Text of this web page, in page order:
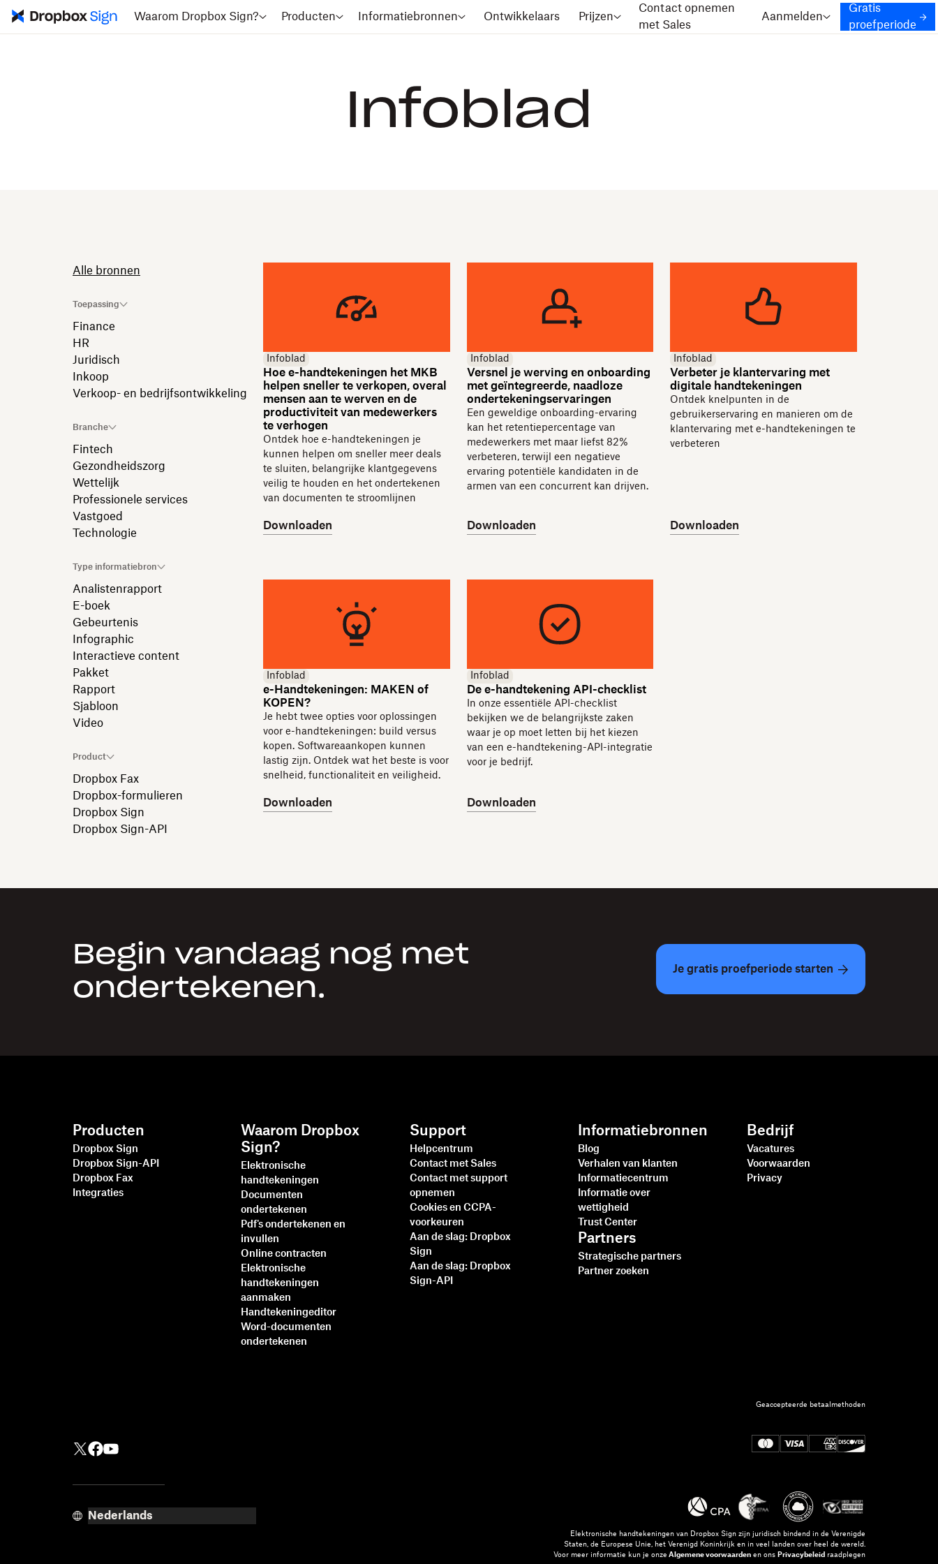
Waarom Dropbox Sign? Producten Informatiebronnen Ontwikkelaars Prijzen
Contact opnemen
met Sales
Aanmelden
Gratis
proefperiode
Infoblad
Alle bronnen
Toepassing
Finance
HR
Juridisch
Inkoop
Verkoop- en bedrijfsontwikkeling
Branche
Fintech
Gezondheidszorg
Wettelijk
Professionele services
Vastgoed
Technologie
Type informatiebron
Analistenrapport
E-boek
Gebeurtenis
Infographic
Interactieve content
Pakket
Rapport
Sjabloon
Video
Product
Dropbox Fax
Dropbox-formulieren
Dropbox Sign
Dropbox Sign-API
Infoblad
Hoe e-handtekeningen het MKB
helpen sneller te verkopen, overal
mensen aan te werven en de
productiviteit van medewerkers
te verhogen
Ontdek hoe e-handtekeningen je
kunnen helpen om sneller meer deals
te sluiten, belangrijke klantgegevens
veilig te houden en het ondertekenen
van documenten te stroomlijnen
Downloaden
Infoblad
Versnel je werving en onboarding
met geïntegreerde, naadloze
ondertekeningservaringen
Een geweldige onboarding-ervaring
kan het retentiepercentage van
medewerkers met maar liefst 82%
verbeteren, terwijl een negatieve
ervaring potentiële kandidaten in de
armen van een concurrent kan drijven.
Downloaden
Infoblad
Verbeter je klantervaring met
digitale handtekeningen
Ontdek knelpunten in de
gebruikerservaring en manieren om de
klantervaring met e-handtekeningen te
verbeteren
Downloaden
Infoblad
e-Handtekeningen: MAKEN of
KOPEN?
Je hebt twee opties voor oplossingen
voor e-handtekeningen: build versus
kopen. Softwareaankopen kunnen
lastig zijn. Ontdek wat het beste is voor
snelheid, functionaliteit en veiligheid.
Downloaden
Infoblad
De e-handtekening API-checklist
In onze essentiële API-checklist
bekijken we de belangrijkste zaken
waar je op moet letten bij het kiezen
van een e-handtekening-API-integratie
voor je bedrijf.
Downloaden
Begin vandaag nog met
ondertekenen.
Je gratis proefperiode starten
Producten
Dropbox Sign
Dropbox Sign-API
Dropbox Fax
Integraties
Waarom Dropbox
Sign?
Elektronische
handtekeningen
Documenten
ondertekenen
Pdf's ondertekenen en
invullen
Online contracten
Elektronische
handtekeningen
aanmaken
Handtekeningeditor
Word-documenten
ondertekenen
Support
Helpcentrum
Contact met Sales
Contact met support
opnemen
Cookies en CCPA-
voorkeuren
Aan de slag: Dropbox
Sign
Aan de slag: Dropbox
Sign-API
Informatiebronnen
Blog
Verhalen van klanten
Informatiecentrum
Informatie over
wettigheid
Trust Center
Partners
Strategische partners
Partner zoeken
Bedrijf
Vacatures
Voorwaarden
Privacy
Geaccepteerde betaalmethoden
Elektronische handtekeningen van Dropbox Sign zijn juridisch bindend in de Verenigde
Staten, de Europese Unie, het Verenigd Koninkrijk en in veel landen over heel de wereld.
Voor meer informatie kun je onze Algemene voorwaarden en ons Privacybeleid raadplegen